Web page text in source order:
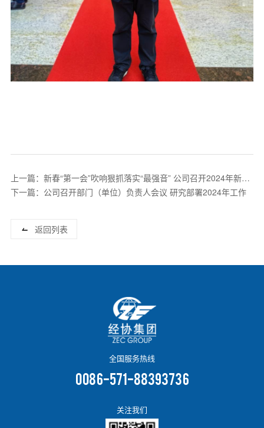
上一篇：新春“第一会”吹响狠抓落实“最强音” 公司召开2024年新春
工作动员会
下一篇：公司召开部门（单位）负责人会议 研究部署2024年工作
返回列表
全国服务热线
0086-571-88393736
关注我们